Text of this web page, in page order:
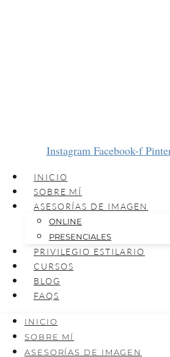
Instagram Facebook-f
INICIO
SOBRE MÍ
ASESORÍAS DE IMAGEN
ONLINE
PRESENCIALES
PRIVILEGIO ESTILARIO
CURSOS
BLOG
FAQS
INICIO
SOBRE MÍ
ASESORÍAS DE IMAGEN